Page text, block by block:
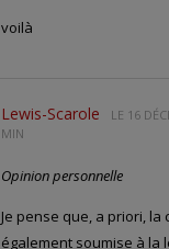
voilà
Lewis-Scarole LE 16
MIN
Opinion personnelle
Je pense que, a priori, la
également soumise à la